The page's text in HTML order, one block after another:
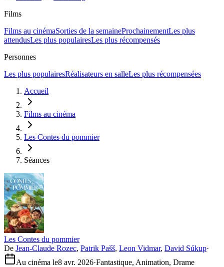
Films
Films au cinémaSorties de la semaineProchainementLes plus
attendusLes plus populairesLes plus récompensés
Personnes
Les plus populairesRéalisateurs en salleLes plus récompensées
Accueil
Films au cinéma
Les Contes du pommier
Séances
Les Contes du pommier
De Jean-Claude Rozec, Patrik Pašš, Leon Vidmar, David Súkup·
Au cinéma le8 avr. 2026·Fantastique, Animation, Drame